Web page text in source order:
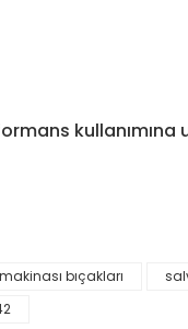
kullanarak tarafımıza
bıçakları